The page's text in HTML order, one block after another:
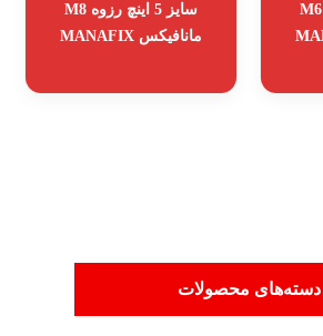
سایز 5 اینچ رزوه M6
سایز 5 اینچ رزوه M8
مانافیکس MANAFIX
دسته‌های محصولات